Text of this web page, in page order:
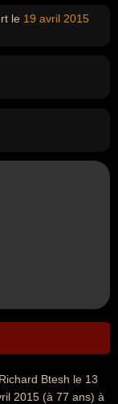
le 19 avril 2015
Btesh le 13
2015 (à 77 ans) à